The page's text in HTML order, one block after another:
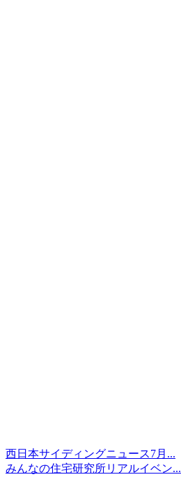
西日本サイディングニュース7月...
みんなの住宅研究所リアルイベン...